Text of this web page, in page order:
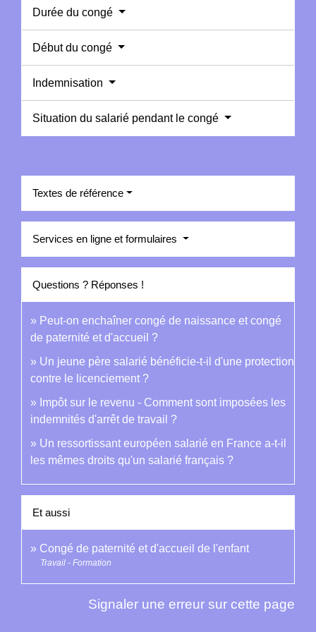
Durée du congé
Début du congé
Indemnisation
Situation du salarié pendant le congé
Textes de référence
Services en ligne et formulaires
Questions ? Réponses !
Peut-on enchaîner congé de naissance et congé
de paternité et d'accueil ?
Un jeune père salarié bénéficie-t-il d'une protection
contre le licenciement ?
Impôt sur le revenu - Comment sont imposées les
indemnités d'arrêt de travail ?
Un ressortissant européen salarié en France a-t-il
les mêmes droits qu'un salarié français ?
Et aussi
Congé de paternité et d'accueil de l'enfant
Travail - Formation
Signaler une erreur sur cette page